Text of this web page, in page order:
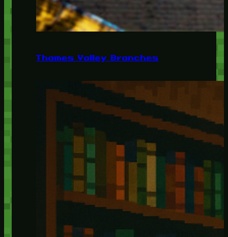
Thames Valley Branches